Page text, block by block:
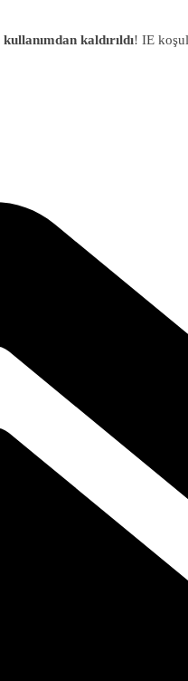
kullanımdan kaldırıldı! IE